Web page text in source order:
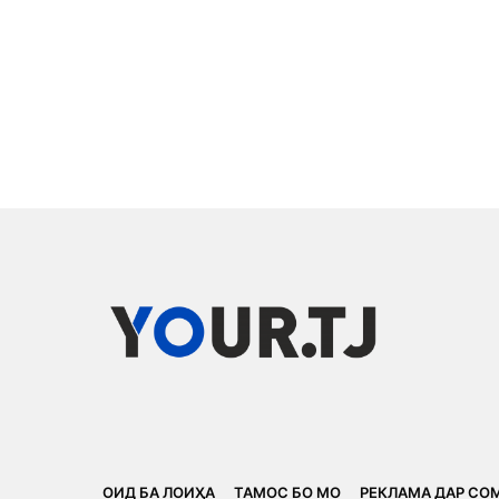
ОИД БА ЛОИҲА ТАМОС БО МО РЕКЛАМА ДАР